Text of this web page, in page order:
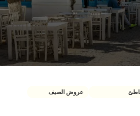
عروض الصيف